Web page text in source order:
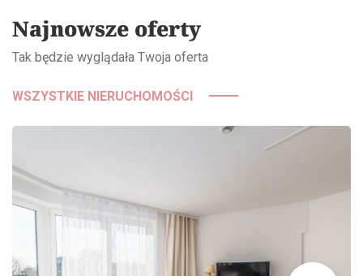
Najnowsze oferty
Tak będzie wyglądała Twoja oferta
WSZYSTKIE NIERUCHOMOŚCI